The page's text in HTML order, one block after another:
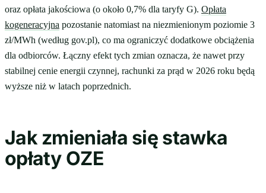
oraz opłata jakościowa (o około 0,7% dla taryfy G). Opłata
kogeneracyjna pozostanie natomiast na niezmienionym poziomie 3
zł/MWh (według gov.pl), co ma ograniczyć dodatkowe obciążenia
dla odbiorców. Łączny efekt tych zmian oznacza, że nawet przy
stabilnej cenie energii czynnej, rachunki za prąd w 2026 roku będą
wyższe niż w latach poprzednich.
Jak zmieniała się stawka
opłaty OZE